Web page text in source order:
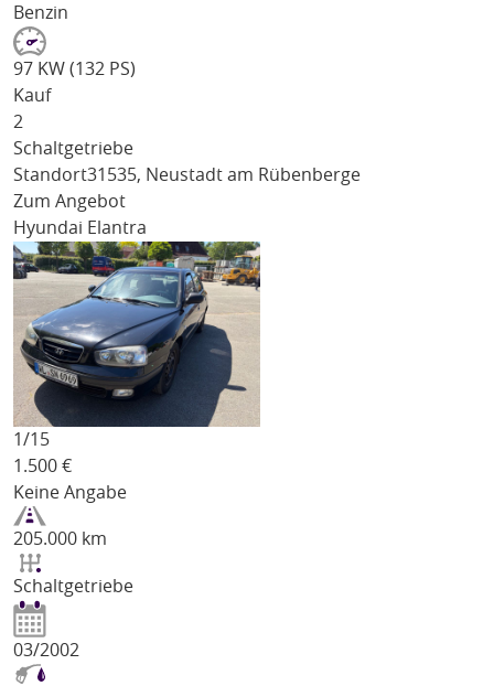
Benzin
97 KW (132 PS)
Kauf
2
Schaltgetriebe
Standort31535, Neustadt am Rübenberge
Zum Angebot
Hyundai Elantra
1/15
1.500 €
Keine Angabe
205.000 km
Schaltgetriebe
03/2002